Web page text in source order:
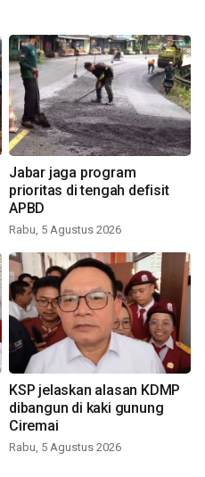
Jabar jaga program
prioritas di tengah defisit
APBD
Rabu, 5 Agustus 2026
KSP jelaskan alasan KDMP
dibangun di kaki gunung
Ciremai
Rabu, 5 Agustus 2026